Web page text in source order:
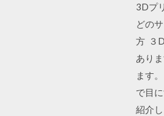
3Dプ
どの
方 ３
あり
ます
で目
紹介